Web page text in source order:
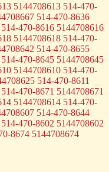
5144708613 514-470-
514-470-8636
470-8616 5144708616
5144708618 514-470-
514-470-8655
470-8645 5144708645
5144708610 514-470-
514-470-8611
470-8671 5144708671
5144708614 514-470-
514-470-8644
470-8602 5144708602
8674 5144708674